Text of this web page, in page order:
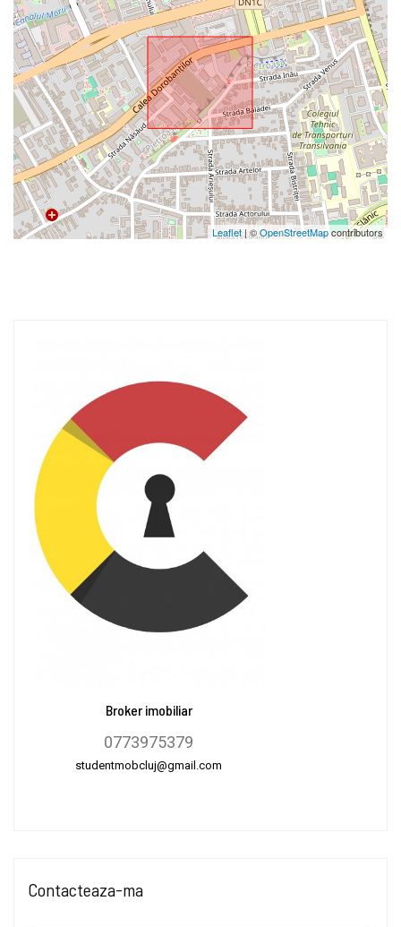
Leaflet| ©OpenStreetMapcontributors
Broker imobiliar
0773975379
studentmobcluj@gmail.com
Contacteaza-ma